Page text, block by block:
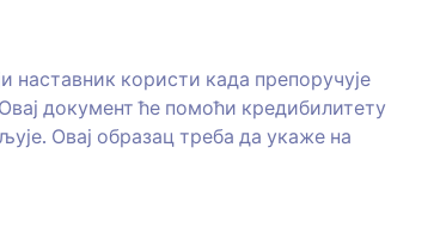
наставник користи када препоручује
документ ће помоћи кредибилитету
Овај образац треба да укаже на
наставника и директора. Ако
прилагодиш изглед и тему
можеш учинити помоћу нашег
Образаца.
: